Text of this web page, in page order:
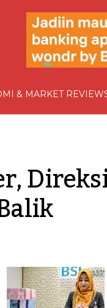
& MARKET